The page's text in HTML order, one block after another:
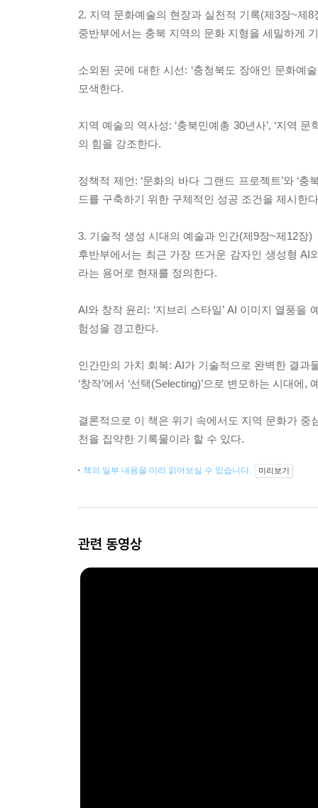
2. 지역 문화예술의 현장과 실천적 기록(제3장~제8
중반부에서는 충북 지역의 문화 지형을 세밀하게
소외된 곳에 대한 시선: ‘충청북도 장애인 문화예
모색한다.
지역 예술의 역사성: ‘충북민예총 30년사’, ‘지역
의 힘을 강조한다.
정책적 제언: ‘문화의 바다 그랜드 프로젝트’와 ‘
드를 구축하기 위한 구체적인 성공 조건을 제시한
3. 기술적 생성 시대의 예술과 인간(제9장~제12장)
후반부에서는 최근 가장 뜨거운 감자인 생성형 AI
라는 용어로 현재를 정의한다.
AI와 창작 윤리: ‘지브리 스타일’ AI 이미지 열풍
험성을 경고한다.
인간만의 가치 회복: AI가 기술적으로 완벽한 결과
‘창작’에서 ‘선택(Selecting)’으로 변모하는 시대
결론적으로 이 책은 위기 속에서도 지역 문화가
천을 집약한 기록물이라 할 수 있다.
책의 일부 내용을 미리 읽어보실 수 있습니다. 미리보기
관련 동영상